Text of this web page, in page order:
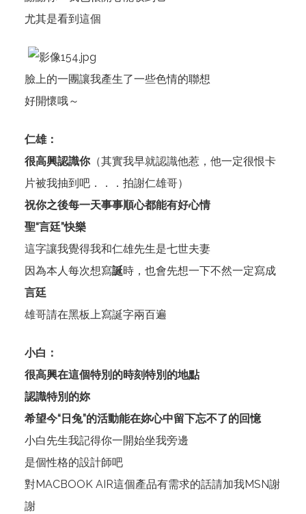
尤其是看到這個
臉上的一團讓我產生了一些色情的聯想
好開懷哦～
仁雄：
很高興認識你（其實我早就認識他惹，他一定很恨卡
片被我抽到吧．．．拍謝仁雄哥）
祝你之後每一天事事順心都能有好心情
聖“言廷”快樂
這字讓我覺得我和仁雄先生是七世夫妻
因為本人每次想寫誕時，也會先想一下不然一定寫成
言廷
雄哥請在黑板上寫誕字兩百遍
小白：
很高興在這個特別的時刻特別的地點
認識特別的妳
希望今“日兔”的活動能在妳心中留下忘不了的回憶
小白先生我記得你一開始坐我旁邊
是個性格的設計師吧
對MACBOOK AIR這個產品有需求的話請加我MSN謝
謝